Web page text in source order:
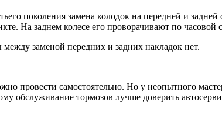
поколения замена колодок на передней и
На заднем колесе его проворачивают по
заменой передних и задних накладок нет.
провести самостоятельно. Но у неопытного
обслуживание тормозов лучше доверить